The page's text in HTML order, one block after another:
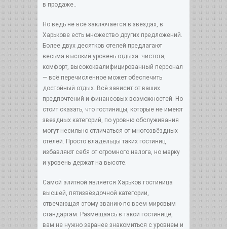
в продаже..
Но ведь не всё заключается в звёздах, в
Харькове есть множество других предложений.
Более двух десятков отелей предлагают
весьма высокий уровень отдыха: чистота,
комфорт, высококвалифицированный персонал
— всё перечисленное может обеспечить
достойный отдых. Всё зависит от ваших
предпочтений и финансовых возможностей. Но
стоит сказать, что гостиницы, которые не имеют
звездных категорий, по уровню обслуживания
могут несильно отличаться от многозвёздных
отелей. Просто владельцы таких гостиниц
избавляют себя от огромного налога, но марку
и уровень держат на высоте.
Самой элитной является Харьков гостиница
высшей, пятизвёздочной категории,
отвечающая этому званию по всем мировым
стандартам. Размещаясь в такой гостинице,
вам не нужно заранее знакомиться с уровнем и